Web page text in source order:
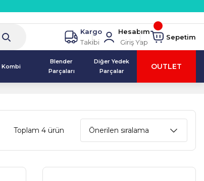
Kargo
Takibi
Hesabım
Giriş Yap
Sepetim
Kombi
Blender
Parçaları
Diğer Yedek
Parçalar
OUTLET
Toplam 4 ürün